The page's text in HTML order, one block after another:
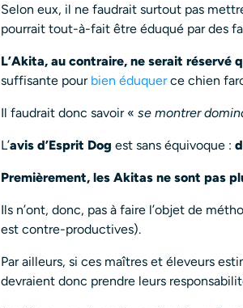
Selon eux, il ne faudrait surtout pas
pourrait tout-à-fait être éduqué par des
L’Akita, au contraire, ne serait réservé
suffisante pour bien éduquerce chien
Il faudrait donc savoir « se montrer
L’avis d’Esprit Dog est sans équivoque :
Premièrement, les Akitas ne sont pas
Ils n’ont, donc, pas à faire l’objet de
est contre-productives).
Par ailleurs, si ces maîtres et éleveurs
devraient donc prendre leurs